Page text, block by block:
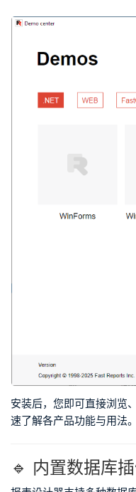
安装后，您即可直接浏览
速了解各产品功能与用法。
🔹 内置数据库